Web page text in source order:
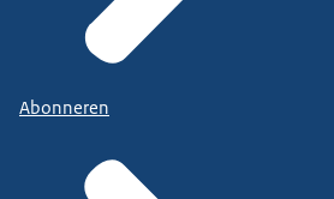
Abonneren